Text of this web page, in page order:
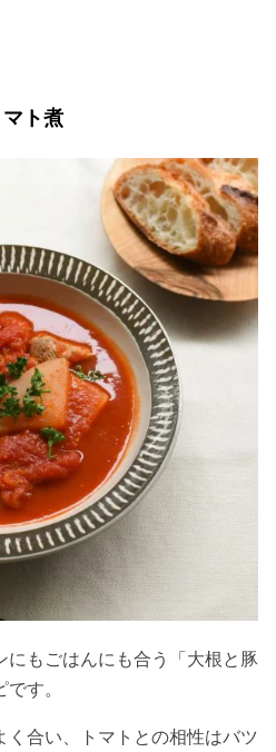
ト煮
もごはんにも合う「大根と豚
す。
く合い、トマトとの相性はバツ